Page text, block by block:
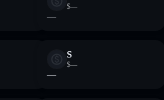
$—
—
S
$—
—